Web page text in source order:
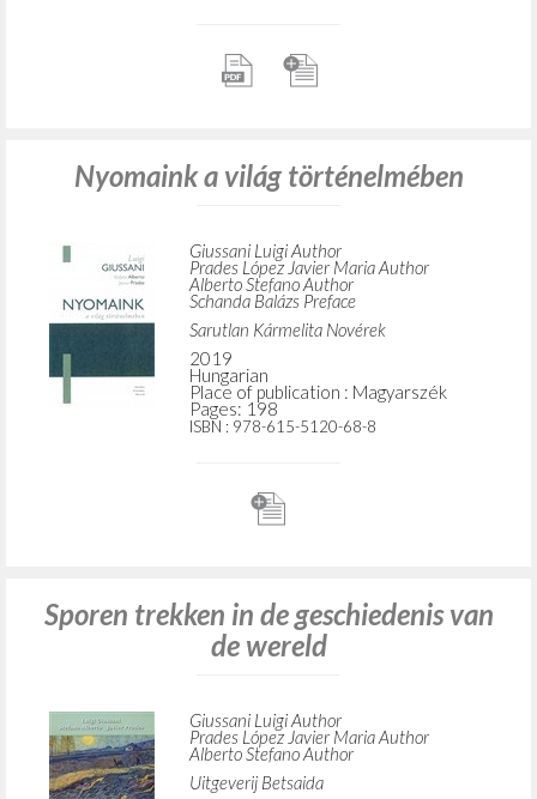
Nyomaink a világ történelmében
Giussani Luigi Author
Prades López Javier Maria Author
Alberto Stefano Author
Schanda Balázs Preface
Sarutlan Kármelita Novérek
2019
Hungarian
Place of publication : Magyarszék
Pages: 198
ISBN : 978-615-5120-68-8
Sporen trekken in de geschiedenis van
de wereld
Giussani Luigi Author
Prades López Javier Maria Author
Alberto Stefano Author
Uitgeverij Betsaida